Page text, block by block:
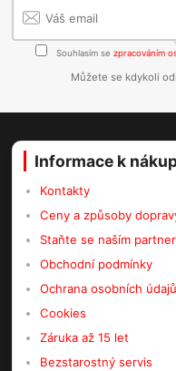
Souhlasím se zpracováním
Můžete se kdykoli
Informace k
Kontakty
Ceny a způsoby
Staňte se naším
Obchodní podmínky
Ochrana osobních údajů
Cookies
Záruka až 15 let
Bezstarostný servis